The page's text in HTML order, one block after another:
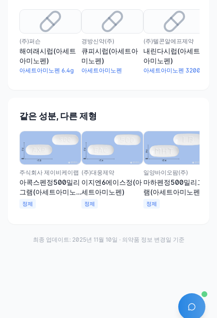
(주)퍼슨
해여래시럽(아세트
아미노펜)
아세트아미노펜 6.4g
경방신약(주)
큐피시럽(아세트아
미노펜)
아세트아미노펜
(주)텔콘알에프제약
내린다시럽(아세트
아미노펜)
같은 성분, 다른 제형
주식회사 제이비케이랩
아콕스펜정500밀리
그램(아세트아미노
펜)
정제
(주)대웅제약
이지엔6에이스정(아
세트아미노펜)
정제
일양바이오팜(주)
마하펜정500밀리그
램(아세트아미노펜)
정제
AI 에이
최종 업데이트: 2025년 11월 10일 · 의약품 정보 변경일 기준